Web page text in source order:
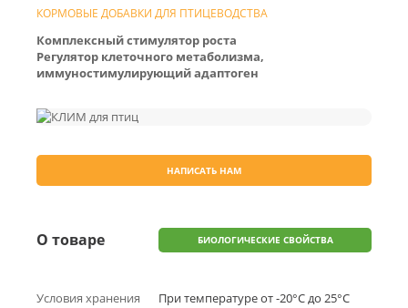
КОРМОВЫЕ ДОБАВКИ ДЛЯ ПТИЦЕВОДСТВА
Комплексный стимулятор роста
Регулятор клеточного метаболизма,
иммуностимулирующий адаптоген
О товаре БИОЛОГИЧЕСКИЕ СВОЙСТВА
Условия хранения При температуре от -20°С до 25°С
НАПИСАТЬ НАМ